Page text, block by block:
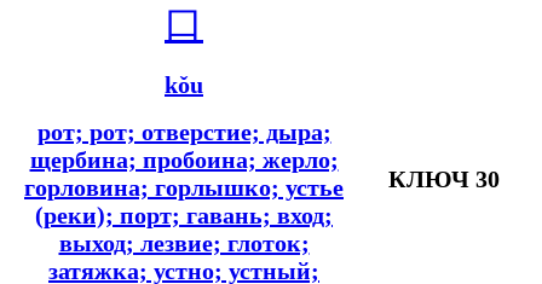
口
kǒu
рот; рот; отверстие; дыра;
щербина; пробоина; жерло;
горловина; горлышко; устье
(реки); порт; гавань; вход;
выход; лезвие; глоток;
затяжка; устно; устный;
КЛЮЧ 30